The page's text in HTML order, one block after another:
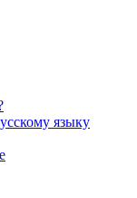
языку